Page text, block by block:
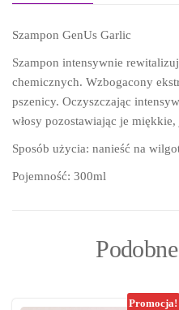
Szampon GenUs Garlic
Szampon intensywnie
chemicznych. Wzbogacony
pszenicy. Oczyszczając
włosy pozostawiając je
Sposób użycia: nanieść na
Pojemność: 300ml
Promocja!